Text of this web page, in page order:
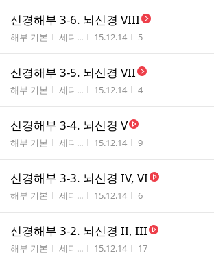
신경해부 3-6. 뇌신경 VIII
게시판명
해부 기본 작성자
세디... 작성시간
15.12.14 조회수
5
신경해부 3-5. 뇌신경 VII
게시판명
해부 기본 작성자
세디... 작성시간
15.12.14 조회수
4
신경해부 3-4. 뇌신경 V
게시판명
해부 기본 작성자
세디... 작성시간
15.12.14 조회수
9
신경해부 3-3. 뇌신경 IV, VI
게시판명
해부 기본 작성자
세디... 작성시간
15.12.14 조회수
6
신경해부 3-2. 뇌신경 II, III
게시판명
해부 기본 작성자
세디... 작성시간
15.12.14 조회수
17